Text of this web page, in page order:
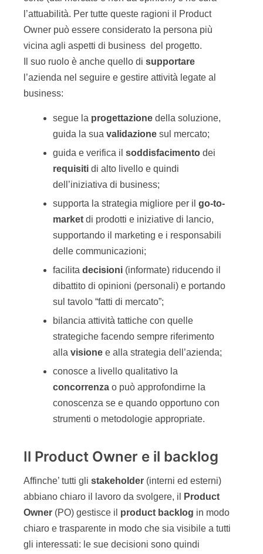
l’attuabilità. Per tutte queste ragioni il Product
Owner può essere considerato la persona più
vicina agli aspetti di business del progetto.
Il suo ruolo è anche quello di supportare
l’azienda nel seguire e gestire attività legate al
business:
segue la progettazione della soluzione,
guida la sua validazione sul mercato;
guida e verifica il soddisfacimento dei
requisiti di alto livello e quindi
dell’iniziativa di business;
supporta la strategia migliore per il go-to-
market di prodotti e iniziative di lancio,
supportando il marketing e i responsabili
delle communicazioni;
facilita decisioni (informate) riducendo il
dibattito di opinioni (personali) e portando
sul tavolo “fatti di mercato”;
bilancia attività tattiche con quelle
strategiche facendo sempre riferimento
alla visione e alla strategia dell’azienda;
conosce a livello qualitativo la
concorrenza o può approfondirne la
conoscenza se e quando opportuno con
strumenti o metodologie appropriate.
Il Product Owner e il backlog
Affinche’ tutti gli stakeholder (interni ed esterni)
abbiano chiaro il lavoro da svolgere, il
Product
Owner (PO) gestisce il product backlog in modo
chiaro e trasparente in modo che sia visibile a tutti
gli interessati: le sue decisioni sono quindi